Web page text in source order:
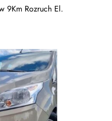
9Km Rozruch El.